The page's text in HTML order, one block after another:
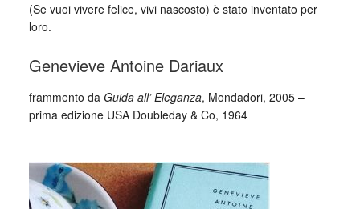
(Se vuoi vivere felice, vivi nascosto) è stato inventato per
loro.
Genevieve Antoine Dariaux
frammento da Guida all’ Eleganza, Mondadori, 2005 –
prima edizione USA Doubleday & Co, 1964